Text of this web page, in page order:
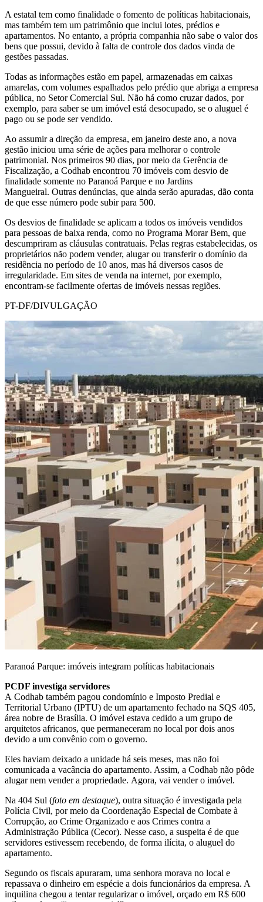
A estatal tem como finalidade o fomento de políticas habitacionais,
mas também tem um patrimônio que inclui lotes, prédios e
apartamentos. No entanto, a própria companhia não sabe o valor dos
bens que possui, devido à falta de controle dos dados vinda de
gestões passadas.
Todas as informações estão em papel, armazenadas em caixas
amarelas, com volumes espalhados pelo prédio que abriga a empresa
pública, no Setor Comercial Sul. Não há como cruzar dados, por
exemplo, para saber se um imóvel está desocupado, se o aluguel é
pago ou se pode ser vendido.
Ao assumir a direção da empresa, em janeiro deste ano, a nova
gestão iniciou uma série de ações para melhorar o controle
patrimonial. Nos primeiros 90 dias, por meio da Gerência de
Fiscalização, a Codhab encontrou 70 imóveis com desvio de
finalidade somente no Paranoá Parque e no Jardins
Mangueiral. Outras denúncias, que ainda serão apuradas, dão conta
de que esse número pode subir para 500.
Os desvios de finalidade se aplicam a todos os imóveis vendidos
para pessoas de baixa renda, como no Programa Morar Bem, que
descumpriram as cláusulas contratuais. Pelas regras estabelecidas, os
proprietários não podem vender, alugar ou transferir o domínio da
residência no período de 10 anos, mas há diversos casos de
irregularidade. Em sites de venda na internet, por exemplo,
encontram-se facilmente ofertas de imóveis nessas regiões.
PT-DF/DIVULGAÇÃO
Paranoá Parque: imóveis integram políticas habitacionais
PCDF investiga servidores
A Codhab também pagou condomínio e Imposto Predial e
Territorial Urbano (IPTU) de um apartamento fechado na SQS 405,
área nobre de Brasília. O imóvel estava cedido a um grupo de
arquitetos africanos, que permaneceram no local por dois anos
devido a um convênio com o governo.
Eles haviam deixado a unidade há seis meses, mas não foi
comunicada a vacância do apartamento. Assim, a Codhab não pôde
alugar nem vender a propriedade. Agora, vai vender o imóvel.
Na 404 Sul (foto em destaque), outra situação é investigada pela
Polícia Civil, por meio da Coordenação Especial de Combate à
Corrupção, ao Crime Organizado e aos Crimes contra a
Administração Pública (Cecor). Nesse caso, a suspeita é de que
servidores estivessem recebendo, de forma ilícita, o aluguel do
apartamento.
Segundo os fiscais apuraram, uma senhora morava no local e
repassava o dinheiro em espécie a dois funcionários da empresa. A
inquilina chegou a tentar regularizar o imóvel, orçado em R$ 600